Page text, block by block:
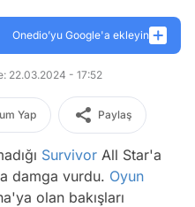
Onedio’yu Google'a ekleyin
22.03.2024 - 17:52
Yap Paylaş
Survivor All Star'a
damga vurdu. Oyun
olan bakışları